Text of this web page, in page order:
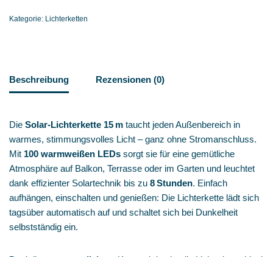
Kategorie: Lichterketten
Beschreibung Rezensionen (0)
Die Solar‑Lichterkette 15 m taucht jeden Außenbereich in
warmes, stimmungsvolles Licht – ganz ohne Stromanschluss.
Mit 100 warmweißen LEDs sorgt sie für eine gemütliche
Atmosphäre auf Balkon, Terrasse oder im Garten und leuchtet
dank effizienter Solartechnik bis zu 8 Stunden. Einfach
aufhängen, einschalten und genießen: Die Lichterkette lädt sich
tagsüber automatisch auf und schaltet sich bei Dunkelheit
selbstständig ein.